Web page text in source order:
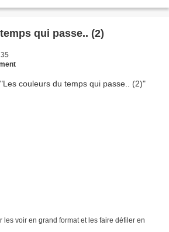
qui passe.. (2)
les voir en grand format et les faire défiler en